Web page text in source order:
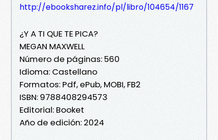
http://ebooksharez.info/pl/libro/104654/1167
¿Y A TI QUE TE PICA?
MEGAN MAXWELL
Número de páginas: 560
Idioma: Castellano
Formatos: Pdf, ePub, MOBI, FB2
ISBN: 9788408294573
Editorial: Booket
Año de edición: 2024